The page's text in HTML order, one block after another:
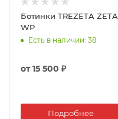
Ботинки TREZETA ZETA
WP
Есть в наличии: 38
от15 500 ₽
Подробнее